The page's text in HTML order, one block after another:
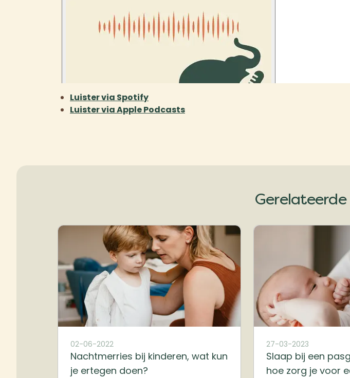
Luister via Spotify
Luister via Apple Podcasts
02-06-2022
Nachtmerries bij kinderen, wat kun
je ertegen doen?
27-03-2023
Slaap bij een
hoe zorg je voor